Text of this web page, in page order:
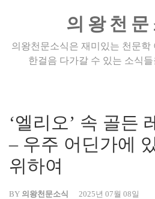
(Press
의왕천문
의왕천문소식은 재미있는 천문학
한걸음 다가갈 수 있는 소식
‘엘리오’ 속 골든
– 우주 어딘가에
위하여
BY 의왕천문소식 2025년 07월 08일